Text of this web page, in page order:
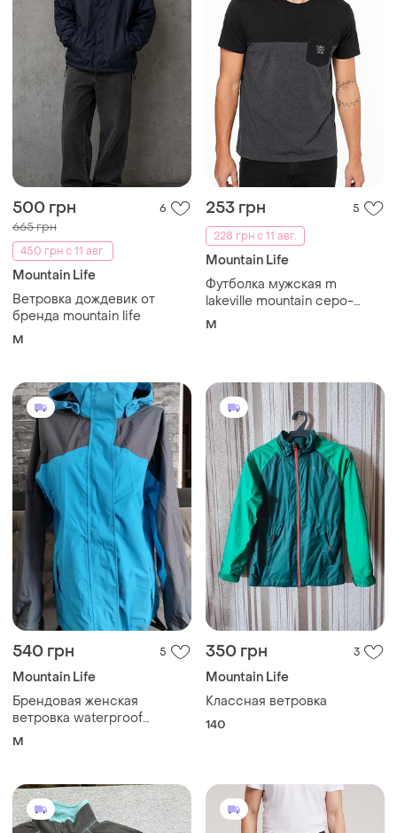
500 грн 6
665 грн
450 грн с 11 авг.
Mountain Life
Ветровка дождевик от
бренда mountain life
M
253 грн
5
228 грн с 11 авг.
Mountain Life
Футболка мужская m
lakeville mountain серо-
черная хлопковая с
M
540 грн 5
Mountain Life
Брендовая женская
ветровка waterproof
mountain life
M
350 грн 3
Mountain Life
Классная ветровка
140